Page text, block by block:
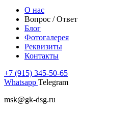
О нас
Вопрос / Ответ
Блог
Фотогалерея
Реквизиты
Контакты
+7 (915) 345-50-65
Whatsapp Telegram
msk@gk-dsg.ru